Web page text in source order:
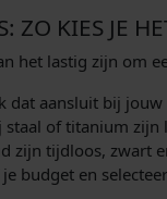
ZO KIES JE
het lastig zijn om
dat aansluit bij
staal of titanium zijn
zijn tijdloos, zwart
budget en